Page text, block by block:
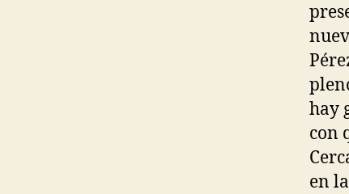
hay
con
en